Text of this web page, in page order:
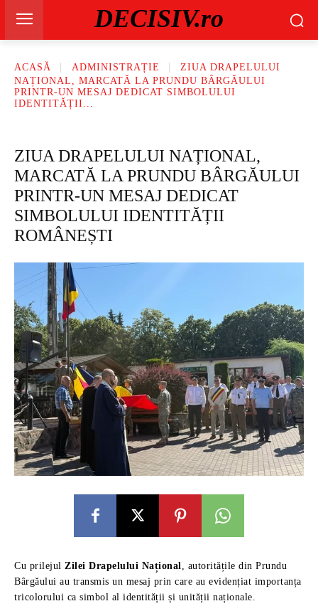
DECISIV.ro
ACASĂ ADMINISTRAȚIE
ZIUA DRAPELULUI
NAȚIONAL, MARCATĂ LA PRUNDU BÂRGĂULUI
PRINTR-UN MESAJ DEDICAT SIMBOLULUI
IDENTITĂȚII...
ZIUA DRAPELULUI NAȚIONAL,
MARCATĂ LA PRUNDU BÂRGĂULUI
PRINTR-UN MESAJ DEDICAT
SIMBOLULUI IDENTITĂȚII
ROMÂNEȘTI
Cu prilejul Zilei Drapelului Național, autoritățile din Prundu
Bârgăului au transmis un mesaj prin care au evidențiat importanța
tricolorului ca simbol al identității și unității naționale.